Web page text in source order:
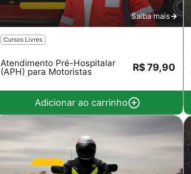
Saiba mais
Cursos Livres
Atendimento Pré-Hospitalar
(APH) para Motoristas
R$ 79,90
Adicionar ao carrinho